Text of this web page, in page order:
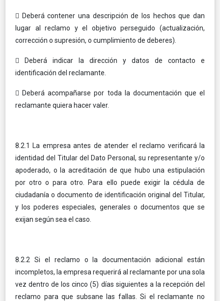
 Deberá contener una descripción de los hechos que dan
lugar al reclamo y el objetivo perseguido (actualización,
corrección o supresión, o cumplimiento de deberes).
 Deberá indicar la dirección y datos de contacto e
identificación del reclamante.
 Deberá acompañarse por toda la documentación que el
reclamante quiera hacer valer.
8.2.1 La empresa antes de atender el reclamo verificará la
identidad del Titular del Dato Personal, su representante y/o
apoderado, o la acreditación de que hubo una estipulación
por otro o para otro. Para ello puede exigir la cédula de
ciudadanía o documento de identificación original del Titular,
y los poderes especiales, generales o documentos que se
exijan según sea el caso.
8.2.2 Si el reclamo o la documentación adicional están
incompletos, la empresa requerirá al reclamante por una sola
vez dentro de los cinco (5) días siguientes a la recepción del
reclamo para que subsane las fallas. Si el reclamante no